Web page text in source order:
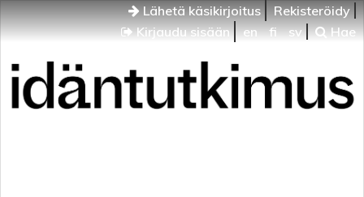
Lähetä käsikirjoitus
Rekisteröidy
Kirjaudu sisään
en fi sv Hae